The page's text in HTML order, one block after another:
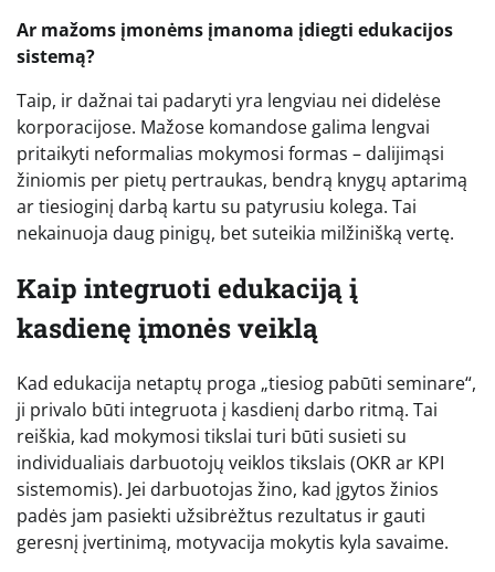
Ar mažoms įmonėms įmanoma įdiegti edukacijos
sistemą?
Taip, ir dažnai tai padaryti yra lengviau nei didelėse
korporacijose. Mažose komandose galima lengvai
pritaikyti neformalias mokymosi formas – dalijimąsi
žiniomis per pietų pertraukas, bendrą knygų aptarimą
ar tiesioginį darbą kartu su patyrusiu kolega. Tai
nekainuoja daug pinigų, bet suteikia milžinišką vertę.
Kaip integruoti edukaciją į
kasdienę įmonės veiklą
Kad edukacija netaptų proga „tiesiog pabūti seminare“,
ji privalo būti integruota į kasdienį darbo ritmą. Tai
reiškia, kad mokymosi tikslai turi būti susieti su
individualiais darbuotojų veiklos tikslais (OKR ar KPI
sistemomis). Jei darbuotojas žino, kad įgytos žinios
padės jam pasiekti užsibrėžtus rezultatus ir gauti
geresnį įvertinimą, motyvacija mokytis kyla savaime.